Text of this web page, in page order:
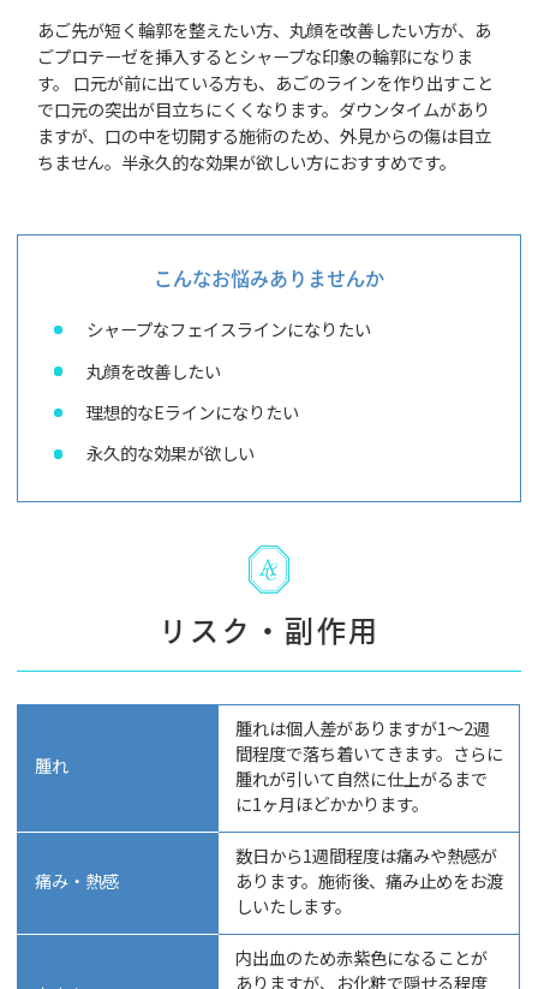
あご先が短く輪郭を整えたい方、丸顔を改善したい方が、あ
ごプロテーゼを挿入するとシャープな印象の輪郭になりま
す。 口元が前に出ている方も、あごのラインを作り出すこと
で口元の突出が目立ちにくくなります。ダウンタイムがあり
ますが、口の中を切開する施術のため、外見からの傷は目立
ちません。半永久的な効果が欲しい方におすすめです。
こんなお悩みありませんか
シャープなフェイスラインになりたい
丸顔を改善したい
理想的なEラインになりたい
永久的な効果が欲しい
リスク・副作用
腫れ
腫れは個人差がありますが1～2週
間程度で落ち着いてきます。さらに
腫れが引いて自然に仕上がるまで
に1ヶ月ほどかかります。
痛み・熱感
数日から1週間程度は痛みや熱感が
あります。施術後、痛み止めをお渡
しいたします。
内出血のため赤紫色になることが
ありますが、お化粧で隠せる程度